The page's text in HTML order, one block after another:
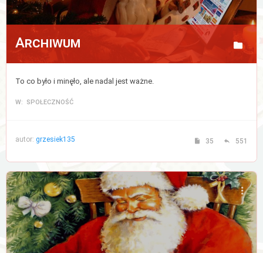
Archiwum
To co było i minęło, ale nadal jest ważne.
W: SPOŁECZNOŚĆ
autor: grzesiek135 35 551